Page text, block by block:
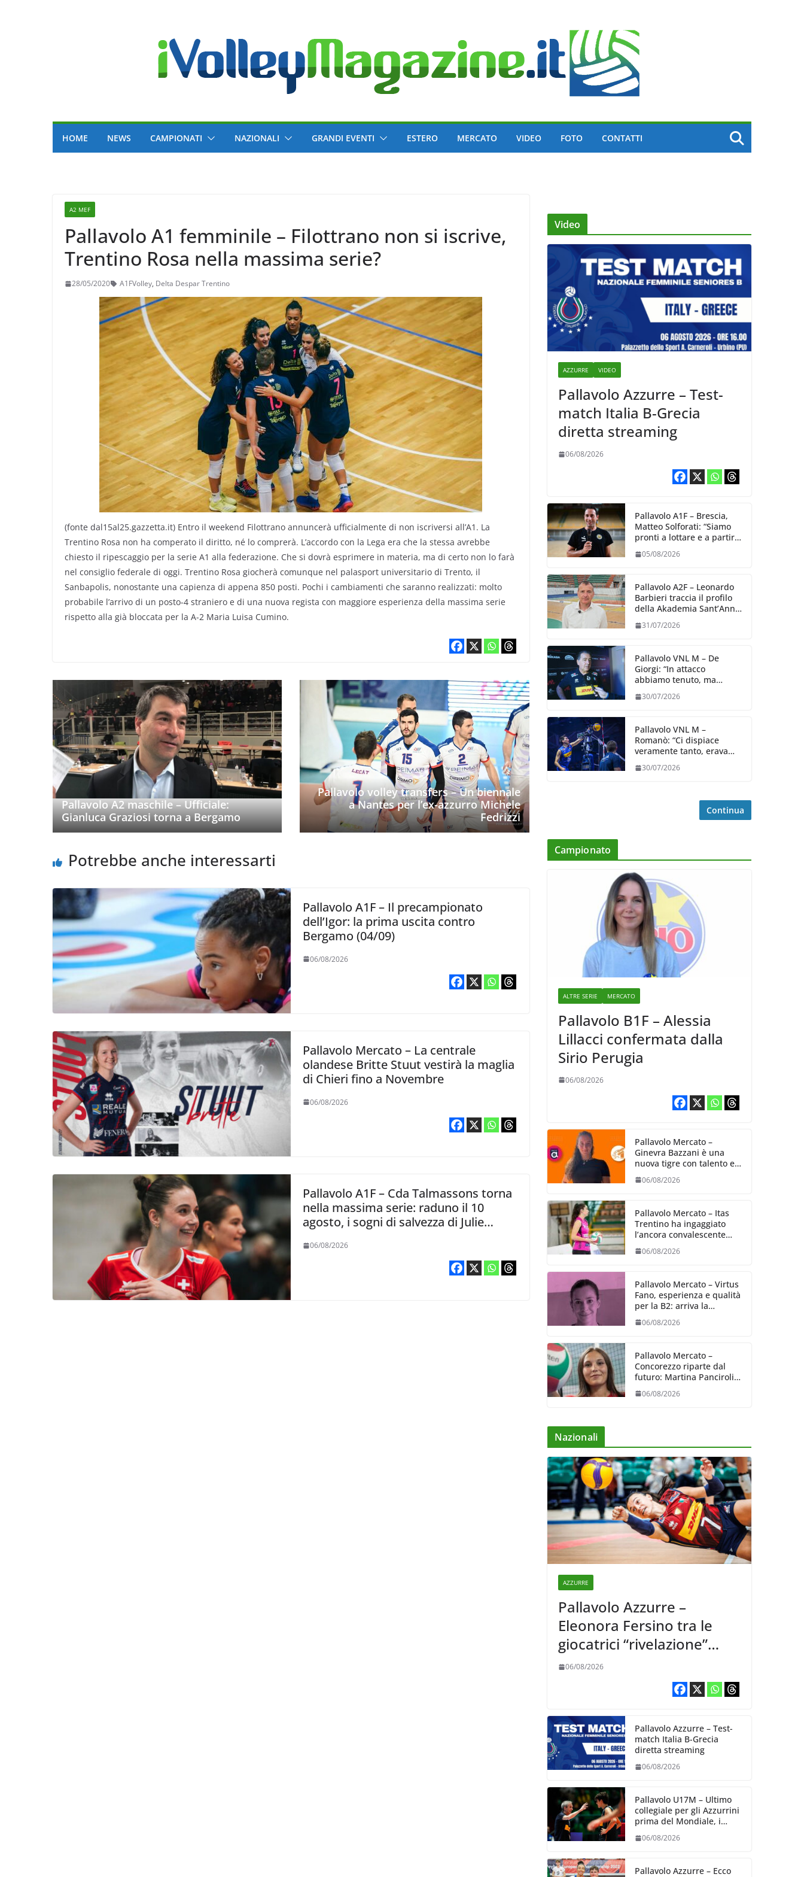
HOME NEWS CAMPIONATI NAZIONALI GRANDI EVENTI ESTERO MERCATO VIDEO FOTO CONTATTI
A2 MEF
Pallavolo A1 femminile – Filottrano non si iscrive,
Trentino Rosa nella massima serie?
28/05/2020 A1FVolley, Delta Despar Trentino
(fonte dal15al25.gazzetta.it) Entro il weekend Filottrano annuncerà ufficialmente di non iscriversi all’A1. La
Trentino Rosa non ha comperato il diritto, né lo comprerà. L’accordo con la Lega era che la stessa avrebbe
chiesto il ripescaggio per la serie A1 alla federazione. Che si dovrà esprimere in materia, ma di certo non lo farà
nel consiglio federale di oggi. Trentino Rosa giocherà comunque nel palasport universitario di Trento, il
Sanbapolis, nonostante una capienza di appena 850 posti. Pochi i cambiamenti che saranno realizzati: molto
probabile l’arrivo di un posto-4 straniero e di una nuova regista con maggiore esperienza della massima serie
rispetto alla già bloccata per la A-2 Maria Luisa Cumino.
Pallavolo A2 maschile – Ufficiale:
Gianluca Graziosi torna a Bergamo
Pallavolo volley transfers – Un biennale
a Nantes per l’ex-azzurro Michele
Fedrizzi
Potrebbe anche interessarti
Pallavolo A1F – Il precampionato
dell’Igor: la prima uscita contro
Bergamo (04/09)
06/08/2026
Pallavolo Mercato – La centrale
olandese Britte Stuut vestirà la maglia
di Chieri fino a Novembre
06/08/2026
Pallavolo A1F – Cda Talmassons torna
nella massima serie: raduno il 10
agosto, i sogni di salvezza di Julie
06/08/2026
Video
AZZURRE VIDEO
Pallavolo Azzurre – Test-
match Italia B-Grecia
diretta streaming
06/08/2026
Pallavolo A1F – Brescia,
Matteo Solforati: “Siamo
pronti a lottare e a partire
giorno”
05/08/2026
Pallavolo A2F – Leonardo
Barbieri traccia il profilo
della Akademia Sant’Anna
31/07/2026
Pallavolo VNL M – De
Giorgi: “In attacco
abbiamo tenuto, ma
dalla prestazione in
30/07/2026
Pallavolo VNL M –
Romanò: “Ci dispiace
veramente tanto, eravamo
impareremo”
30/07/2026
Continua
Campionato
ALTRE SERIE MERCATO
Pallavolo B1F – Alessia
Lillacci confermata dalla
Sirio Perugia
06/08/2026
Pallavolo Mercato –
Ginevra Bazzani è una
nuova tigre con talento ed
entusiasmo
06/08/2026
Pallavolo Mercato – Itas
Trentino ha ingaggiato
l’ancora convalescente
Alexandra Ravarini
06/08/2026
Pallavolo Mercato – Virtus
Fano, esperienza e qualità
per la B2: arriva la
schiacciatrice fermana
Alessia Castellucci
06/08/2026
Pallavolo Mercato –
Concorezzo riparte dal
futuro: Martina Panciroli è
il primo acquisto
06/08/2026
Nazionali
AZZURRE
Pallavolo Azzurre –
Eleonora Fersino tra le
giocatrici “rivelazione”
della VNL 2026 per
06/08/2026
Pallavolo Azzurre – Test-
match Italia B-Grecia
diretta streaming
06/08/2026
Pallavolo U17M – Ultimo
collegiale per gli Azzurrini
prima del Mondiale, i
06/08/2026
Pallavolo Azzurre – Ecco